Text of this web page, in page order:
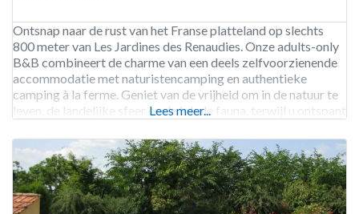
Ontsnap naar de rust van het Franse platteland op slechts
800 meter van Les Jardines des Renaudies. Onze adults-only
B&B combineert de charme van een deels zelfvoorzienende
accommodatie met naturistencamping en authentieke
camping à la ferme. Geniet van de vrijheid om in de natuur te
leven, de landelijke sfeer en de lokale fauna, terwijl u ontspant
Lees meer...